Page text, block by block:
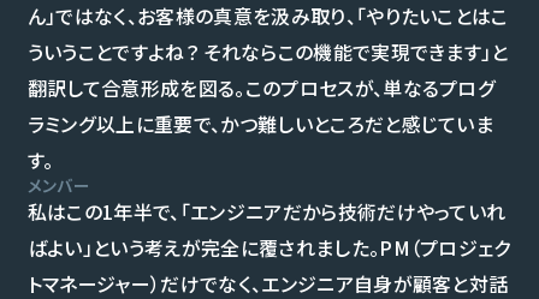
ん」ではなく、お客様の真意を汲み取り、「やりたいことはこ
ういうことですよね？ それならこの機能で実現できます」と
翻訳して合意形成を図る。このプロセスが、単なるプログ
ラミング以上に重要で、かつ難しいところだと感じていま
す。
メンバー
私はこの1年半で、「エンジニアだから技術だけやっていれ
ばよい」という考えが完全に覆されました。PM（プロジェク
トマネージャー）だけでなく、エンジニア自身が顧客と対話